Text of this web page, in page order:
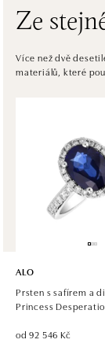
Ivanská
tel.: +421 917
Halada
Einsteinova
tel.: +421 917
dnes
Ze
Více než dvě
materiálů, které
ALO
Prsten s safírem a
Princess
od 92 546 Kč